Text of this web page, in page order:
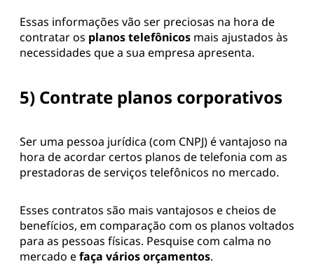
Essas informações vão ser preciosas na hora de
contratar os planos telefônicos mais ajustados às
necessidades que a sua empresa apresenta.
5) Contrate planos corporativos
Ser uma pessoa jurídica (com CNPJ) é vantajoso na
hora de acordar certos planos de telefonia com as
prestadoras de serviços telefônicos no mercado.
Esses contratos são mais vantajosos e cheios de
benefícios, em comparação com os planos voltados
para as pessoas físicas. Pesquise com calma no
mercado efaça vários orçamentos.